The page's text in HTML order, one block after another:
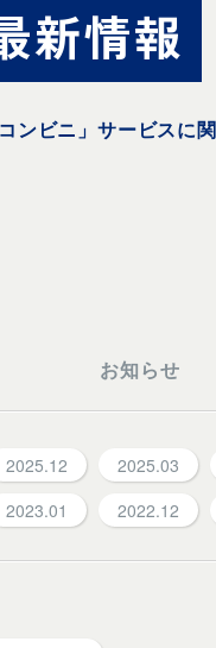
新情報
ンビニ」サービスに
お知らせ
2025.12 2025.03
2023.01 2022.12